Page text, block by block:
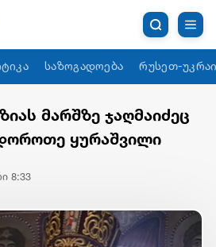
საზოგადოება რუსეთ-
მარშზე ჯაღმაიძეც
ყურაშვილი
8:33